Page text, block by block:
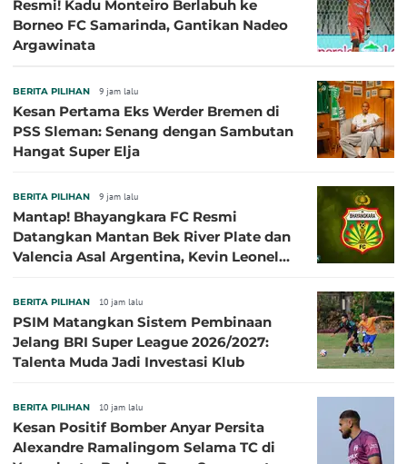
Resmi! Kadu Monteiro Berlabuh ke
Borneo FC Samarinda, Gantikan Nadeo
Argawinata
BERITA PILIHAN 9 jam lalu
Kesan Pertama Eks Werder Bremen di
PSS Sleman: Senang dengan Sambutan
Hangat Super Elja
BERITA PILIHAN 9 jam lalu
Mantap! Bhayangkara FC Resmi
Datangkan Mantan Bek River Plate dan
Valencia Asal Argentina, Kevin Leonel
BERITA PILIHAN 10 jam lalu
PSIM Matangkan Sistem Pembinaan
Jelang BRI Super League 2026/2027:
Talenta Muda Jadi Investasi Klub
BERITA PILIHAN 10 jam lalu
Kesan Positif Bomber Anyar Persita
Alexandre Ramalingom Selama TC di